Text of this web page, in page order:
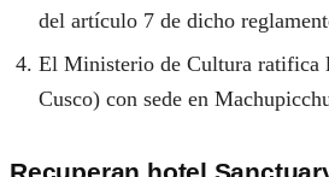
del artículo 7 de dicho
El Ministerio de Cultura ratifica
Cusco) con sede en
Recuperan hotel